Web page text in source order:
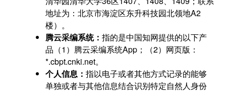
地址为：北京市海淀区东升科技园北领地A2
楼）。
腾云采编系统：指的是中国知网提供的以下产
品（1）腾云采编系统App；（2）网页版：
*.cbpt.cnki.net。
个人信息：指以电子或者其他方式记录的能够
单独或者与其他信息结合识别特定自然人身份